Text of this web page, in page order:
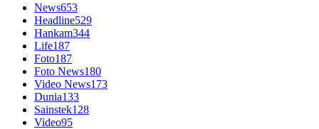
News653
Headline529
Hankam344
Life187
Foto187
Foto News180
Video News173
Dunia133
Sainstek128
Video95